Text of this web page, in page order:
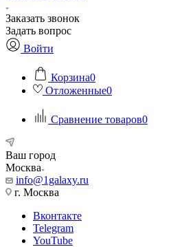
Заказать звонок
Задать вопрос
Войти
Корзина0
Отложенные0
Сравнение товаров0
Ваш город
Москва
info@1galaxy.ru
г. Москва
Вконтакте
Telegram
YouTube